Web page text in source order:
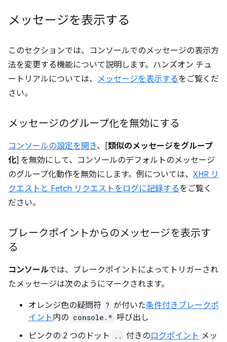
メッセージを表示する
このセクションでは、コンソールでのメッセージの表示方
法を変更する機能について説明します。ハンズオン チュ
ートリアルについては、 メッセージを表示するをご覧くだ
さい。
メッセージのグループ化を無効にする
コンソールの設定を開き、[類似のメッセージをグループ
化] を無効にして、コンソールのデフォルトのメッセージ
のグループ化動作を無効にします。例については、 XHR リ
クエストと Fetch リクエストをログに記録するをご覧く
ださい。
ブレークポイントからのメッセージを表示す
る
コンソールでは、ブレークポイントによってトリガーされ
たメッセージは次のようにマークされます。
オレンジ色の疑問符 ? が付いた条件付きブレークポ
イント内の console.* 呼び出し
ピンクの 2 つのドット
.. 付きのログポイント メッ